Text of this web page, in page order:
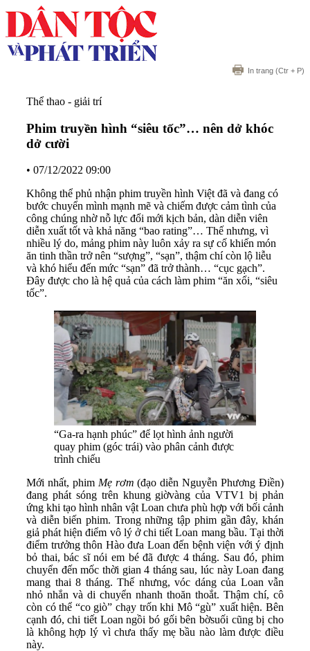
In trang (Ctr + P)
Thể thao - giải trí
Phim truyền hình “siêu tốc”… nên dở khóc
dở cười
• 07/12/2022 09:00
Không thể phủ nhận phim truyền hình Việt đã và đang có
bước chuyển mình mạnh mẽ và chiếm được cảm tình của
công chúng nhờ nỗ lực đổi mới kịch bản, dàn diễn viên
diễn xuất tốt và khả năng “bao rating”… Thế nhưng, vì
nhiều lý do, mảng phim này luôn xảy ra sự cố khiến món
ăn tinh thần trở nên “sượng”, “sạn”, thậm chí còn lộ liễu
và khó hiểu đến mức “sạn” đã trở thành… “cục gạch”.
Đây được cho là hệ quả của cách làm phim “ăn xổi, “siêu
tốc”.
“Ga-ra hạnh phúc” để lọt hình ảnh người
quay phim (góc trái) vào phân cảnh được
trình chiếu
Mới nhất, phim Mẹ rơm(đạo diễn Nguyễn Phương Điền)
đang phát sóng trên khung giờvàng của VTV1 bị phản
ứng khi tạo hình nhân vật Loan chưa phù hợp với bối cảnh
và diễn biến phim. Trong những tập phim gần đây, khán
giả phát hiện điểm vô lý ở chi tiết Loan mang bầu. Tại thời
điểm trưởng thôn Hào đưa Loan đến bệnh viện với ý định
bỏ thai, bác sĩ nói em bé đã được 4 tháng. Sau đó, phim
chuyển đến mốc thời gian 4 tháng sau, lúc này Loan đang
mang thai 8 tháng. Thế nhưng, vóc dáng của Loan vẫn
nhỏ nhắn và di chuyển nhanh thoăn thoắt. Thậm chí, cô
còn có thể “co giò” chạy trốn khi Mô “gù” xuất hiện. Bên
cạnh đó, chi tiết Loan ngồi bó gối bên bờsuối cũng bị cho
là không hợp lý vì chưa thấy mẹ bầu nào làm được điều
này.